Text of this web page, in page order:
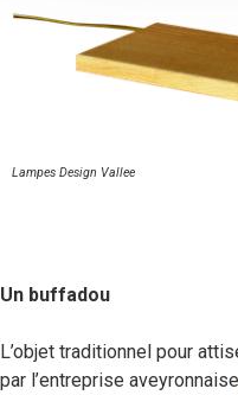
Lampes Design Vallee
Un buffadou
L’objet traditionnel pour
par l’entreprise aveyronnaise